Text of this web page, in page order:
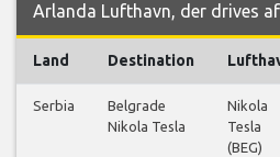
Arlanda Lufthavn, der drives af
Land Destination
Serbia
Belgrade
Nikola Tesla
Nikola
Tesla
(BEG)